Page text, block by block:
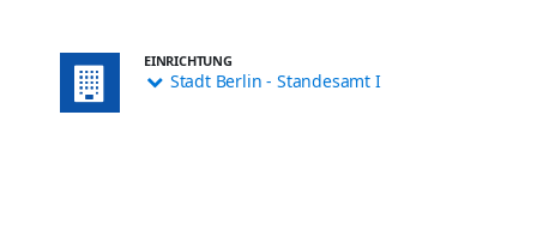
EINRICHTUNG
Stadt Berlin - Standesamt I